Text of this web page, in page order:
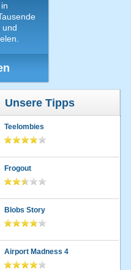
und
Unsere Tipps
Teelombies
Frogout
Blobs Story
Airport Madness 4